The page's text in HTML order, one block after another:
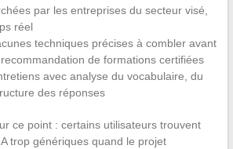
par les entreprises du secteur visé,
réel
techniques précises à combler avant
de formations certifiées
avec analyse du vocabulaire, du
des réponses
ce point : certains utilisateurs trouvent
trop génériques quand le projet